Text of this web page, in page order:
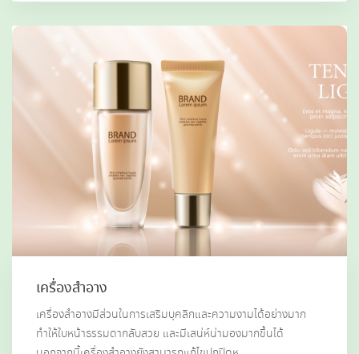
เครื่องสำอาง
เครื่องสำอางมีส่วนในการเสริมบุคลิกและความงามได้อย่างมาก
ทำให้ใบหน้าธรรมดากลับสวย และมีเสน่ห์น่ามองมากขึ้นได้